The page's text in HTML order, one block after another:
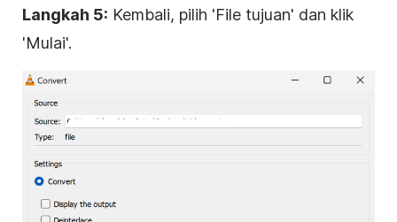
Langkah 5: Kembali, pilih 'File tujuan' dan klik
'Mulai'.